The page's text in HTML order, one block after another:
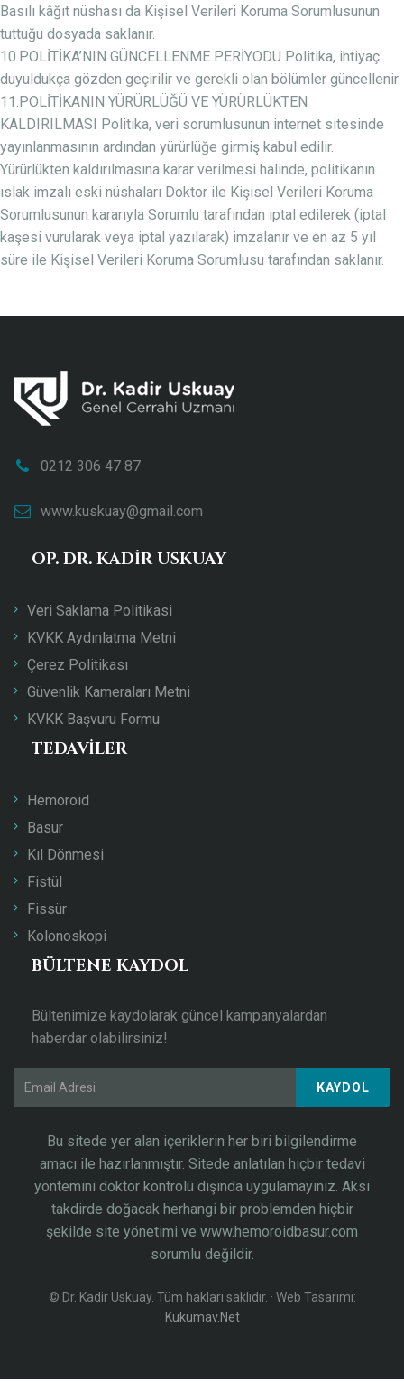
Basılı kâğıt nüshası da Kişisel Verileri Koruma Sorumlusunun
tuttuğu dosyada saklanır.
10.POLİTİKA’NIN GÜNCELLENME PERİYODU Politika, ihtiyaç
duyuldukça gözden geçirilir ve gerekli olan bölümler güncellenir.
11.POLİTİKANIN YÜRÜRLÜĞÜ VE YÜRÜRLÜKTEN
KALDIRILMASI Politika, veri sorumlusunun internet sitesinde
yayınlanmasının ardından yürürlüğe girmiş kabul edilir.
Yürürlükten kaldırılmasına karar verilmesi halinde, politikanın
ıslak imzalı eski nüshaları Doktor ile Kişisel Verileri Koruma
Sorumlusunun kararıyla Sorumlu tarafından iptal edilerek (iptal
kaşesi vurularak veya iptal yazılarak) imzalanır ve en az 5 yıl
süre ile Kişisel Verileri Koruma Sorumlusu tarafından saklanır.
0212 306 47 87
www.kuskuay@gmail.com
OP. DR. KADIR USKUAY
Veri Saklama Politikasi
KVKK Aydınlatma Metni
Çerez Politikası
Güvenlik Kameraları Metni
KVKK Başvuru Formu
TEDAVILER
Hemoroid
Basur
Kıl Dönmesi
Fistül
Fissür
Kolonoskopi
BÜLTENE KAYDOL
Bültenimize kaydolarak güncel kampanyalardan
haberdar olabilirsiniz!
KAYDOL
Bu sitede yer alan içeriklerin her biri bilgilendirme
amacı ile hazırlanmıştır. Sitede anlatılan hiçbir tedavi
yöntemini doktor kontrolü dışında uygulamayınız. Aksi
takdirde doğacak herhangi bir problemden hiçbir
şekilde site yönetimi ve www.hemoroidbasur.com
sorumlu değildir.
© Dr. Kadir Uskuay. Tüm hakları saklıdır. · Web Tasarımı:
Kukumav.Net